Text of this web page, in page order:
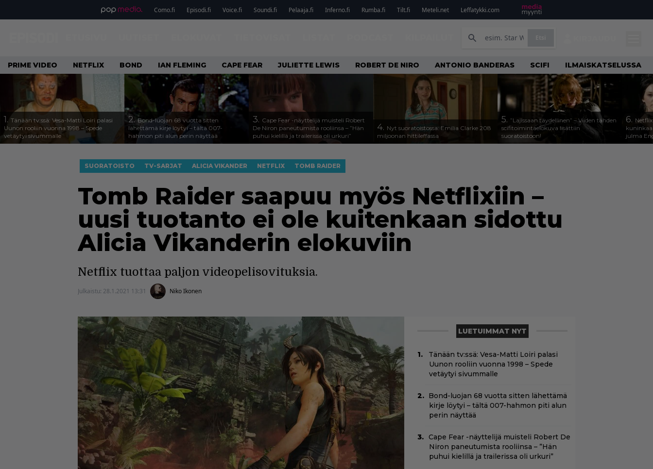
Como.fi Episodi.fi Voice.fi Soundi.fi Pelaaja.fi Inferno.fi Rumba.fi Tilt.fi Meteli.net Leffatykki.com
PRIME VIDEO NETFLIX BOND IAN FLEMING CAPE FEAR JULIETTE LEWIS ROBERT DE NIRO ANTONIO BANDERAS SCIFI ILMAISKATSELUSSA
1. Tänään tv:ssä: Vesa-Matti Loiri palasi
Uunon rooliin vuonna 1998 – Spede
vetäytyi sivummalle
2.Bond-luojan 68 vuotta sitten
lähettämä kirje löytyi – tältä 007-
hahmon piti alun perin näyttää
3. Cape Fear -näyttelijä muisteli Robert
De Niron paneutumista rooliinsa – ”Hän
puhui kielillä ja trailerissa oli urkuri”
4. Nyt suoratoistossa: Emilia Clarke 208
miljoonan hittileffassa
5. ”Lajissaan täydellinen” – Viiden tähden
scifitoimintaelokuva lisättiin
suoratoistoon!
6.
julma
SUORATOISTO TV-SARJAT ALICIA VIKANDER NETFLIX TOMB RAIDER
Tomb Raider saapuu myös Netflixiin –
uusi tuotanto ei ole kuitenkaan sidottu
Alicia Vikanderin elokuviin
Netflix tuottaa paljon videopelisovituksia.
Julkaistu: 28.1.2021 13:31 Niko Ikonen
LUETUIMMAT NYT
Tänään tv:ssä: Vesa-Matti Loiri palasi
Uunon rooliin vuonna 1998 – Spede
vetäytyi sivummalle
Bond-luojan 68 vuotta sitten lähettämä
kirje löytyi – tältä 007-hahmon piti alun
perin näyttää
Cape Fear -näyttelijä muisteli Robert De
Niron paneutumista rooliinsa – ”Hän
puhui kielillä ja trailerissa oli urkuri”